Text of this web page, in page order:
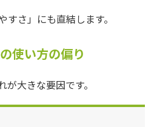
さ」にも直結します。
使い方の偏り
大きな要因です。